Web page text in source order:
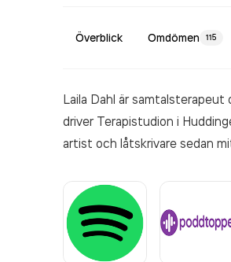
Överblick Omdömen 115
Laila Dahl är
driver Terapistudion i
artist och låtskrivare sedan
terapeut hittat sitt eget sätt
och musiken. Hon erbjuder